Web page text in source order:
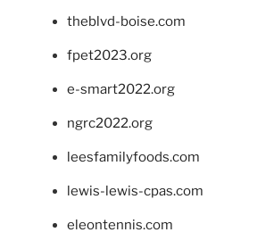
theblvd-boise.com
fpet2023.org
e-smart2022.org
ngrc2022.org
leesfamilyfoods.com
lewis-lewis-cpas.com
eleontennis.com